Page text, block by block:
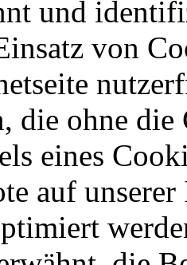
und
von
die ohne
eines
auf